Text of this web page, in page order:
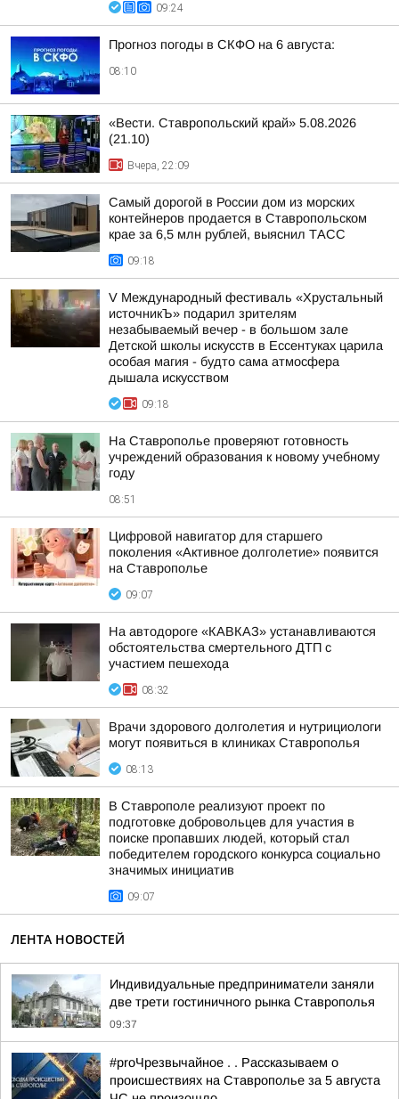
09:24
Прогноз погоды в СКФО на 6 августа:
08:10
«Вести. Ставропольский край» 5.08.2026
(21.10)
Вчера, 22:09
Самый дорогой в России дом из морских
контейнеров продается в Ставропольском
крае за 6,5 млн рублей, выяснил ТАСС
09:18
V Международный фестиваль «Хрустальный
источникЪ» подарил зрителям
незабываемый вечер - в большом зале
Детской школы искусств в Ессентуках царила
особая магия - будто сама атмосфера
дышала искусством
09:18
На Ставрополье проверяют готовность
учреждений образования к новому учебному
году
08:51
Цифровой навигатор для старшего
поколения «Активное долголетие» появится
на Ставрополье
09:07
На автодороге «КАВКАЗ» устанавливаются
обстоятельства смертельного ДТП с
участием пешехода
08:32
Врачи здорового долголетия и нутрициологи
могут появиться в клиниках Ставрополья
08:13
В Ставрополе реализуют проект по
подготовке добровольцев для участия в
поиске пропавших людей, который стал
победителем городского конкурса социально
значимых инициатив
09:07
ЛЕНТА НОВОСТЕЙ
Индивидуальные предприниматели заняли
две трети гостиничного рынка Ставрополья
09:37
#proЧрезвычайное . . Рассказываем о
происшествиях на Ставрополье за 5 августа